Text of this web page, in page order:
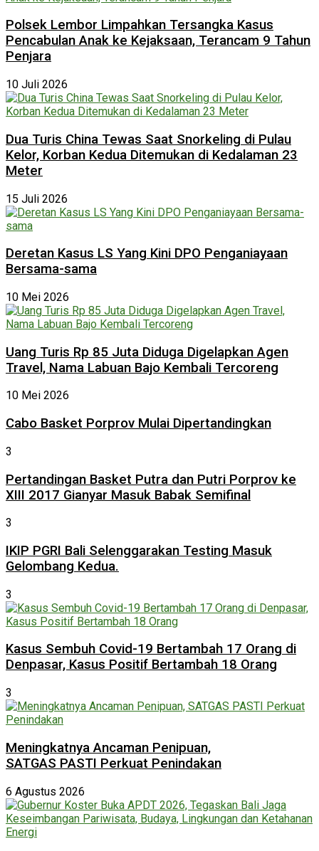
Polsek Lembor Limpahkan Tersangka Kasus
Pencabulan Anak ke Kejaksaan, Terancam 9 Tahun
Penjara
10 Juli 2026
Dua Turis China Tewas Saat Snorkeling di Pulau
Kelor, Korban Kedua Ditemukan di Kedalaman 23
Meter
15 Juli 2026
Deretan Kasus LS Yang Kini DPO Penganiayaan
Bersama-sama
10 Mei 2026
Uang Turis Rp 85 Juta Diduga Digelapkan Agen
Travel, Nama Labuan Bajo Kembali Tercoreng
10 Mei 2026
Cabo Basket Porprov Mulai Dipertandingkan
3
Pertandingan Basket Putra dan Putri Porprov ke
XIII 2017 Gianyar Masuk Babak Semifinal
3
IKIP PGRI Bali Selenggarakan Testing Masuk
Gelombang Kedua.
3
Kasus Sembuh Covid-19 Bertambah 17 Orang di
Denpasar, Kasus Positif Bertambah 18 Orang
3
Meningkatnya Ancaman Penipuan,
SATGAS PASTI Perkuat Penindakan
6 Agustus 2026